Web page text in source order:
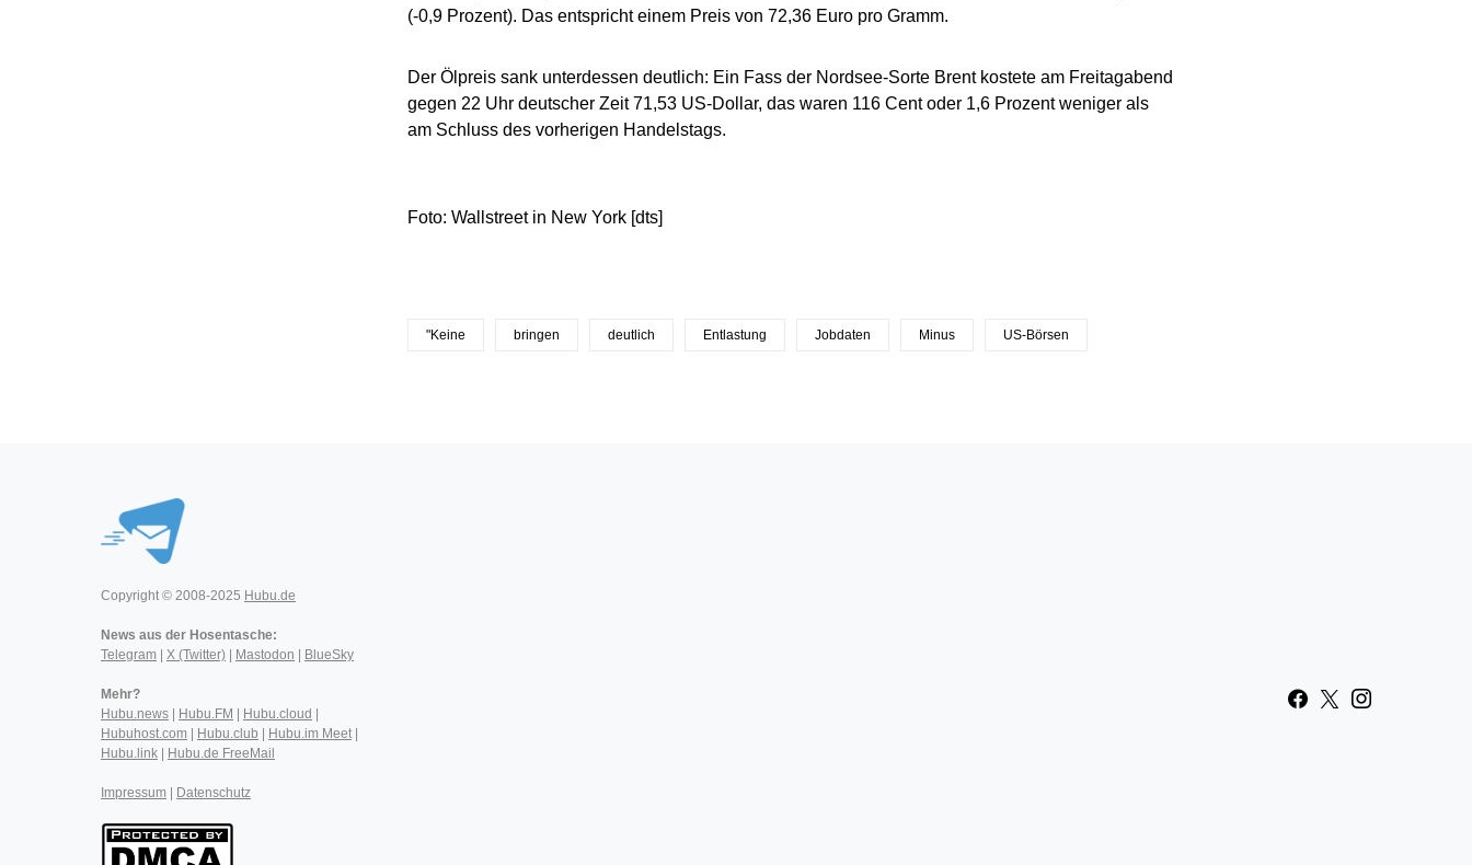
(-0,9 Prozent). Das entspricht einem Preis von 72,36 Euro pro Gramm.
Der Ölpreis sank unterdessen deutlich: Ein Fass der Nordsee-Sorte Brent kostete am Freitagabend
gegen 22 Uhr deutscher Zeit 71,53 US-Dollar, das waren 116 Cent oder 1,6 Prozent weniger als
am Schluss des vorherigen Handelstags.
Foto: Wallstreet in New York [dts]
"Keine bringen deutlich Entlastung Jobdaten Minus US-Börsen
Copyright © 2008-2025 Hubu.de
News aus der Hosentasche:
Telegram
X (Twitter) Mastodon BlueSky
Mehr?
Hubu.news
Hubu.FM Hubu.cloud
Hubuhost.com
Hubu.club Hubu.im Meet|
Hubu.link
Hubu.de FreeMail
Impressum Datenschutz